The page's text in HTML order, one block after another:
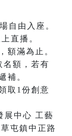
自由入座。
直播。
額滿為止。
名額，若有
補。
取1份創意
展中心 工藝
屯鎮中正路